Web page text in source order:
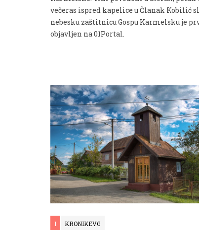
večeras ispred kapelice u Članak Kobilić
nebesku zaštitnicu Gospu Karmelsku je
objavljen na 01Portal.
I KRONIKEVG